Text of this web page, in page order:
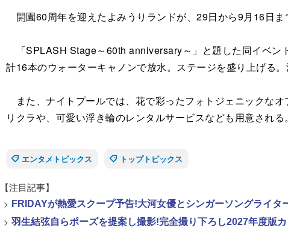
開園60周年を迎えたよみうりランドが、29日から9月16日ま
「SPLASH Stage～60th anniversary～」と題した同イベン
計16本のウォーターキャノンで放水。ステージを盛り上げる
また、ナイトプールでは、花で彩ったフォトジェニックな
リクラや、可愛い浮き輪のレンタルサービスなども用意される。
エンタメトピックス
トップトピックス
【注目記事】
> FRIDAYが熱愛スクープ予告!大河女優とシンガーソングライタ
> 羽生結弦自らポーズを提案し撮影!完全撮り下ろし2027年度版